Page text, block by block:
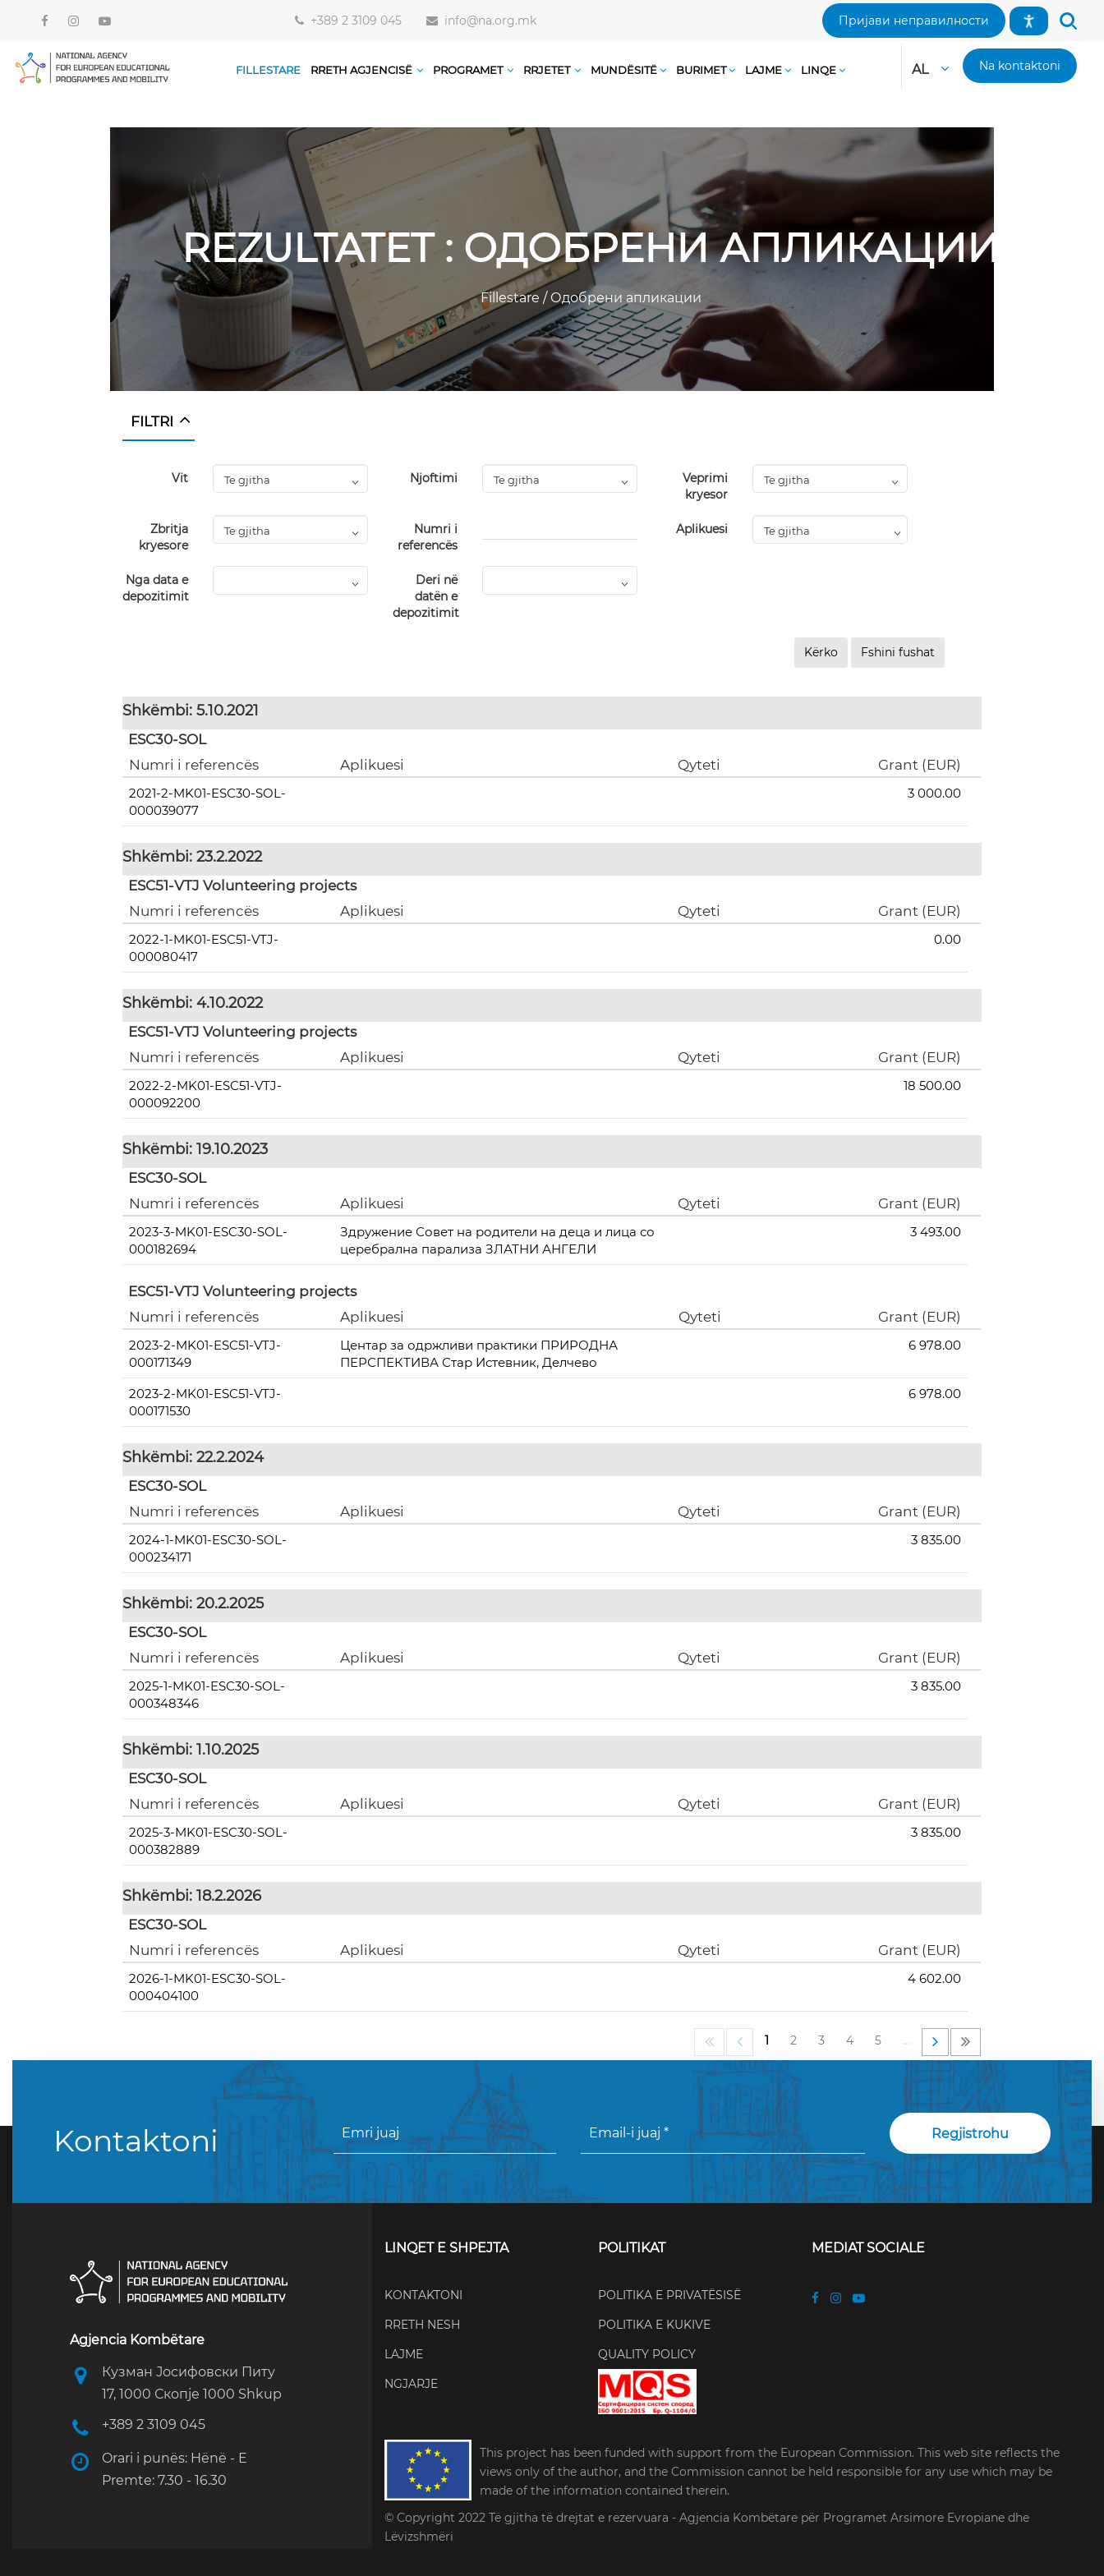
+389 2 3109 045 info@na.org.mk Пријави неправилности
FILLESTARE RRETH AGJENCISË PROGRAMET RRJETET MUNDËSITË BURIMET LAJME LINQE AL Na kontaktoni
REZULTATET : ОДОБРЕНИ АПЛИКАЦИИ
Fillestare /Одобрени апликации
FILTRI
Vit Njoftimi
Veprimi
kryesor
Zbritja
kryesore
Numri i
referencës
Aplikuesi
Nga data e
depozitimit
Deri në
datën e
depozitimit
Shkëmbi: 5.10.2021
ESC30-SOL
Numri i referencës
Aplikuesi Qyteti Grant (EUR)
2021-2-MK01-ESC30-SOL-
000039077
3 000.00
Shkëmbi: 23.2.2022
ESC51-VTJ Volunteering projects
Numri i referencës
Aplikuesi Qyteti Grant (EUR)
2022-1-MK01-ESC51-VTJ-
000080417
0.00
Shkëmbi: 4.10.2022
ESC51-VTJ Volunteering projects
Numri i referencës
Aplikuesi Qyteti Grant (EUR)
2022-2-MK01-ESC51-VTJ-
000092200
18 500.00
Shkëmbi: 19.10.2023
ESC30-SOL
Numri i referencës
Aplikuesi Qyteti Grant (EUR)
2023-3-MK01-ESC30-SOL-
000182694
Здружение Совет на родители на деца и лица со
церебрална парализа ЗЛАТНИ АНГЕЛИ
3 493.00
ESC51-VTJ Volunteering projects
Numri i referencës
Aplikuesi Qyteti Grant (EUR)
2023-2-MK01-ESC51-VTJ-
000171349
Центар за одржливи практики ПРИРОДНА
ПЕРСПЕКТИВА Стар Истевник, Делчево
6 978.00
2023-2-MK01-ESC51-VTJ-
000171530
6 978.00
Shkëmbi: 22.2.2024
ESC30-SOL
Numri i referencës
Aplikuesi Qyteti Grant (EUR)
2024-1-MK01-ESC30-SOL-
000234171
3 835.00
Shkëmbi: 20.2.2025
ESC30-SOL
Numri i referencës
Aplikuesi Qyteti Grant (EUR)
2025-1-MK01-ESC30-SOL-
000348346
3 835.00
Shkëmbi: 1.10.2025
ESC30-SOL
Numri i referencës
Aplikuesi Qyteti Grant (EUR)
2025-3-MK01-ESC30-SOL-
000382889
3 835.00
Shkëmbi: 18.2.2026
ESC30-SOL
Numri i referencës
Aplikuesi Qyteti Grant (EUR)
2026-1-MK01-ESC30-SOL-
000404100
4 602.00
1 2 3 4 5 …
Kontaktoni
Agjencia Kombëtare
Кузман Јосифовски Питу
17, 1000 Скопје 1000 Shkup
+389 2 3109 045
Orari i punës: Hënë - E
Premte: 7.30 - 16.30
LINQET E SHPEJTA
KONTAKTONI
RRETH NESH
LAJME
NGJARJE
POLITIKAT
POLITIKA E PRIVATËSISË
POLITIKA E KUKIVE
QUALITY POLICY
MEDIAT SOCIALE
This project has been funded with support from the European Commission. This web site reflects the
views only of the author, and the Commission cannot be held responsible for any use which may be
made of the information contained therein.
© Copyright 2022 Të gjitha të drejtat e rezervuara - Agjencia Kombëtare për Programet Arsimore Evropiane dhe
Lëvizshmëri